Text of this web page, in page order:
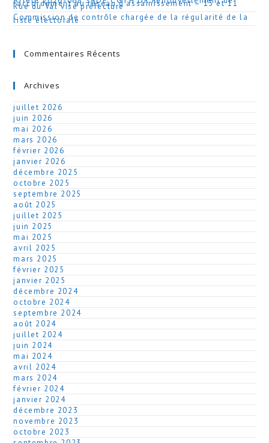
raccordement au réseau d’assainissement – 13 et 11
Rue du Val visé préfecture
Commission de contrôle chargée de la régularité de la
liste électorale
Commentaires Récents
Archives
juillet 2026
juin 2026
mai 2026
mars 2026
février 2026
janvier 2026
décembre 2025
octobre 2025
septembre 2025
août 2025
juillet 2025
juin 2025
mai 2025
avril 2025
mars 2025
février 2025
janvier 2025
décembre 2024
octobre 2024
septembre 2024
août 2024
juillet 2024
juin 2024
mai 2024
avril 2024
mars 2024
février 2024
janvier 2024
décembre 2023
novembre 2023
octobre 2023